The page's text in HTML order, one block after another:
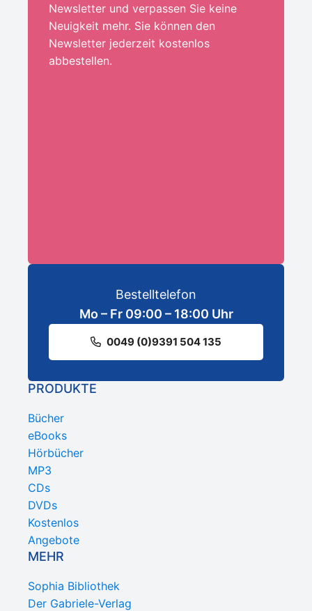
Newsletter und verpassen Sie keine
Neuigkeit mehr. Sie können den
Newsletter jederzeit kostenlos
abbestellen.
Bestelltelefon
Mo – Fr 09:00 – 18:00 Uhr
0049 (0)9391 504 135
PRODUKTE
Bücher
eBooks
Hörbücher
MP3
CDs
DVDs
Kostenlos
Angebote
MEHR
Sophia Bibliothek
Der Gabriele-Verlag